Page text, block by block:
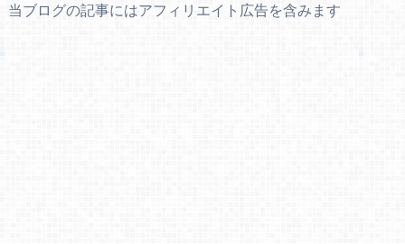
当ブログの記事にはアフィリエイト広告を含みます